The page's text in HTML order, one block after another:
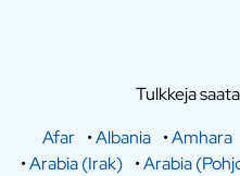
Tulkkeja
Afar •Albania •Amhara
•Arabia (Irak) •Arabia